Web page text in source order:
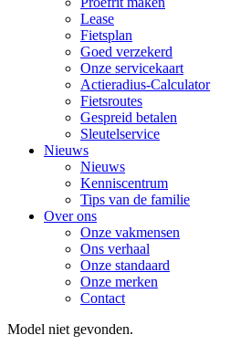
Lease
Fietsplan
Goed verzekerd
Onze servicekaart
Actieradius-Calculator
Fietsroutes
Gespreid betalen
Sleutelservice
Nieuws
Nieuws
Kenniscentrum
Tips van de familie
Over ons
Onze vakmensen
Ons verhaal
Onze standaard
Onze merken
Contact
Model niet gevonden.